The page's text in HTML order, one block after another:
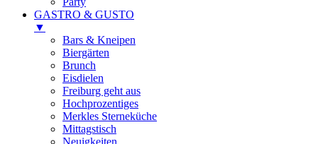
GASTRO & GUSTO
▼
Bars & Kneipen
Biergärten
Brunch
Eisdielen
Freiburg geht aus
Hochprozentiges
Merkles Sterneküche
Mittagstisch
Neuigkeiten